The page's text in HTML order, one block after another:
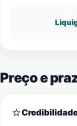
Preço e
⭐